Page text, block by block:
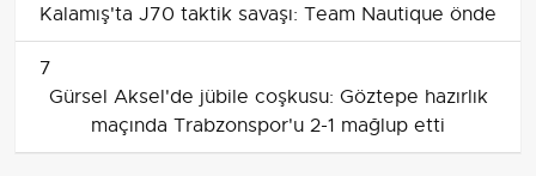
Kalamış'ta J70 taktik savaşı: Team Nautique önde
7
Gürsel Aksel'de jübile coşkusu: Göztepe hazırlık
maçında Trabzonspor'u 2-1 mağlup etti